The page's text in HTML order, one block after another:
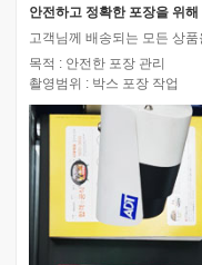
안전하고 정확한 포장을 위
고객님께 배송되는 모든 상
목적 : 안전한 포장 관리
촬영범위 : 박스 포장 작업